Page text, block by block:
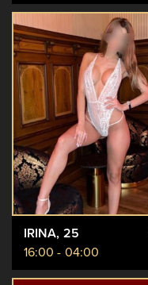
IRINA, 25
16:00 - 04:00